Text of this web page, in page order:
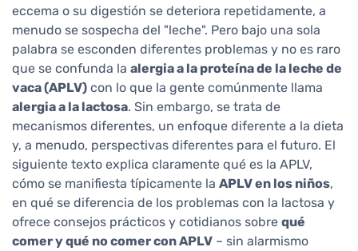
eccema o su digestión se deteriora repetidamente, a
menudo se sospecha del "leche". Pero bajo una sola
palabra se esconden diferentes problemas y no es raro
que se confunda la alergia a la proteína de la leche de
vaca (APLV) con lo que la gente comúnmente llama
alergia a la lactosa. Sin embargo, se trata de
mecanismos diferentes, un enfoque diferente a la dieta
y, a menudo, perspectivas diferentes para el futuro. El
siguiente texto explica claramente qué es la APLV,
cómo se manifiesta típicamente la APLV en los niños,
en qué se diferencia de los problemas con la lactosa y
ofrece consejos prácticos y cotidianos sobre qué
comer y qué no comer con APLV – sin alarmismo